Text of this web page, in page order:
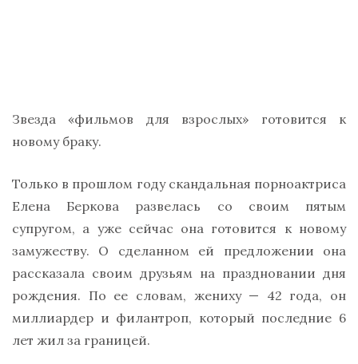
Звезда «фильмов для взрослых» готовится к
новому браку.
Только в прошлом году скандальная порноактриса
Елена Беркова развелась со своим пятым
супругом, а уже сейчас она готовится к новому
замужеству. О сделанном ей предложении она
рассказала своим друзьям на праздновании дня
рождения. По ее словам, жениху — 42 года, он
миллиардер и филантроп, который последние 6
лет жил за границей.